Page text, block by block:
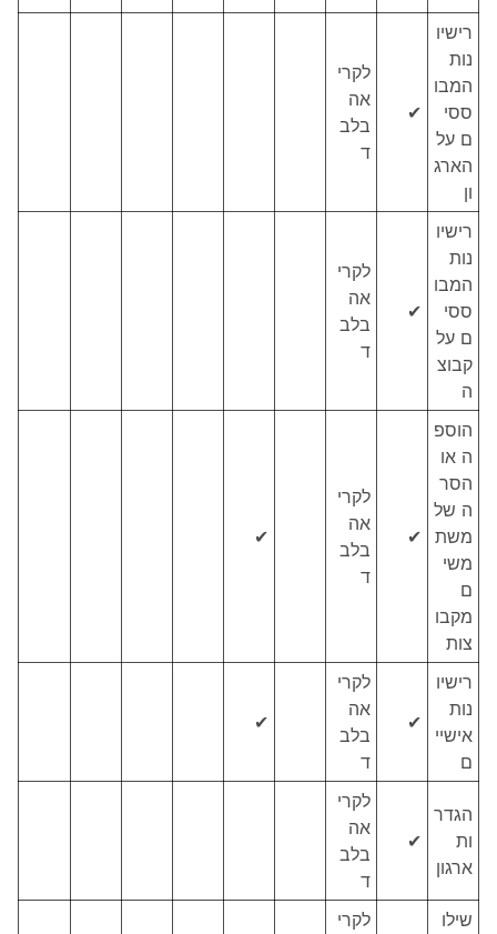
רישיו
נות
המבו
ססי
ם על
הארג
ון
✔
לקרי
אה
בלב
ד
רישיו
נות
המבו
ססי
ם על
קבוצ
ה
✔
לקרי
אה
בלב
ד
הוספ
ה או
הסר
ה של
משת
משי
ם
מקבו
צות
✔
לקרי
אה
בלב
ד
✔
רישיו
נות
אישיי
ם
✔
לקרי
אה
בלב
ד
✔
הגדר
ות
ארגון
✔
לקרי
אה
בלב
ד
שילו
לקרי